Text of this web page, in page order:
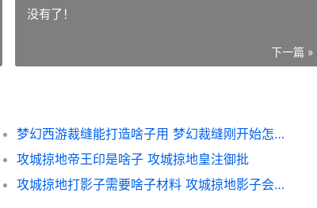
没有了！
下一篇 »
梦幻西游裁缝能打造啥子用 梦幻裁缝刚开始怎么增加
攻城掠地帝王印是啥子 攻城掠地皇注御批
攻城掠地打影子需要啥子材料 攻城掠地影子会不会自己消失